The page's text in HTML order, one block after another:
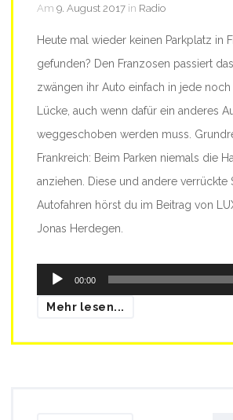
Am 9. August 2017 in Radio
Heute mal wieder keinen Parkplatz in
gefunden? Den Franzosen passiert
zwängen ihr Auto einfach in jede
Lücke, auch wenn dafür ein anderes
weggeschoben werden muss.
Frankreich: Beim Parken niemals die
anziehen. Diese und andere verrückte
Autofahren hörst du im Beitrag von
Jonas Herdegen.
Audio-
Player
00:00
Mehr lesen...